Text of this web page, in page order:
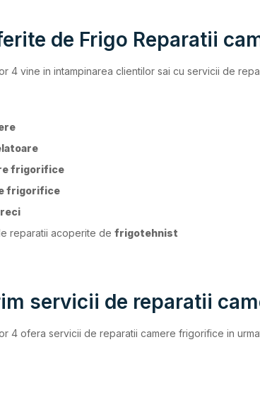
de Frigo Reparatii
4 vine in intampinarea clientilor sai cu servicii de
frigorifice
frigorifice
reparatii acoperite de frigotehnist
servicii de reparatii
4 ofera servicii de reparatii camere frigorifice in